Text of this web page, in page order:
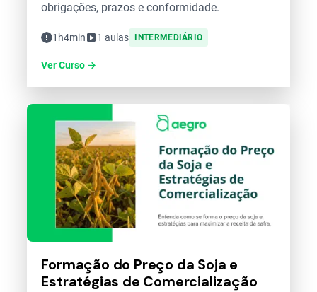
obrigações, prazos e conformidade.
1h4min 1 aulas INTERMEDIÁRIO
Ver Curso →
Formação do Preço da Soja e
Estratégias de Comercialização